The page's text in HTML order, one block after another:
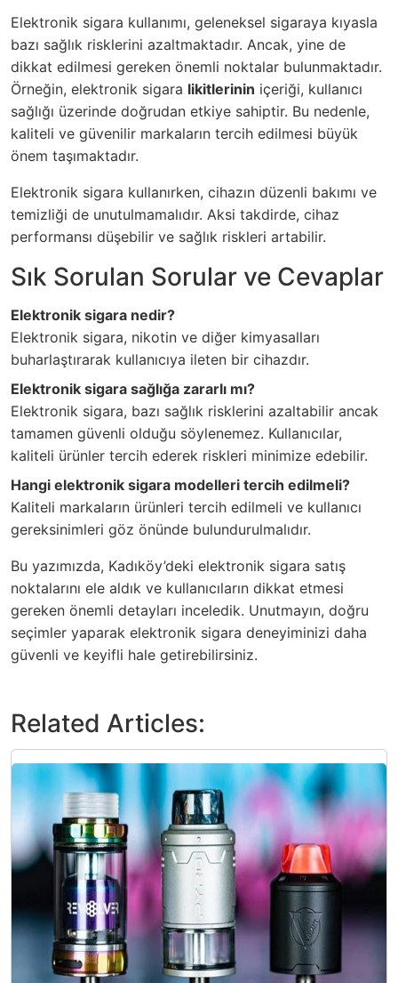
Elektronik sigara kullanımı, geleneksel sigaraya kıyasla
bazı sağlık risklerini azaltmaktadır. Ancak, yine de
dikkat edilmesi gereken önemli noktalar bulunmaktadır.
Örneğin, elektronik sigara likitlerinin içeriği, kullanıcı
sağlığı üzerinde doğrudan etkiye sahiptir. Bu nedenle,
kaliteli ve güvenilir markaların tercih edilmesi büyük
önem taşımaktadır.
Elektronik sigara kullanırken, cihazın düzenli bakımı ve
temizliği de unutulmamalıdır. Aksi takdirde, cihaz
performansı düşebilir ve sağlık riskleri artabilir.
Sık Sorulan Sorular ve Cevaplar
Elektronik sigara nedir?
Elektronik sigara, nikotin ve diğer kimyasalları
buharlaştırarak kullanıcıya ileten bir cihazdır.
Elektronik sigara sağlığa zararlı mı?
Elektronik sigara, bazı sağlık risklerini azaltabilir ancak
tamamen güvenli olduğu söylenemez. Kullanıcılar,
kaliteli ürünler tercih ederek riskleri minimize edebilir.
Hangi elektronik sigara modelleri tercih edilmeli?
Kaliteli markaların ürünleri tercih edilmeli ve kullanıcı
gereksinimleri göz önünde bulundurulmalıdır.
Bu yazımızda, Kadıköy’deki elektronik sigara satış
noktalarını ele aldık ve kullanıcıların dikkat etmesi
gereken önemli detayları inceledik. Unutmayın, doğru
seçimler yaparak elektronik sigara deneyiminizi daha
güvenli ve keyifli hale getirebilirsiniz.
Related Articles: